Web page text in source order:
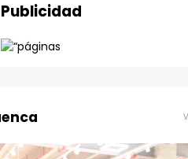
Publicidad